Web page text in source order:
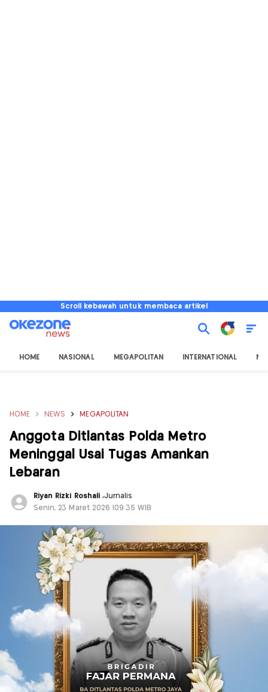
Scroll kebawah untuk membaca artikel
HOME NASIONAL MEGAPOLITAN INTERNATIONAL
HOME NEWS MEGAPOLITAN
Anggota Ditlantas Polda Metro
Meninggal Usai Tugas Amankan
Lebaran
Riyan Rizki Roshali ,Jurnalis
Senin, 23 Maret 2026 |09:35 WIB